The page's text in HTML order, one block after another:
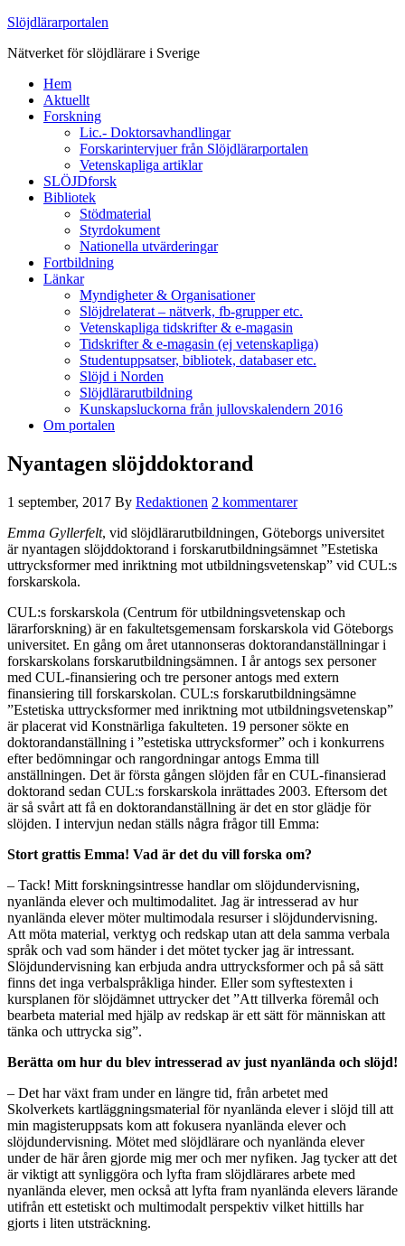
Slöjdlärarportalen
Nätverket för slöjdlärare i Sverige
Hem
Aktuellt
Forskning
Lic.- Doktorsavhandlingar
Forskarintervjuer från Slöjdlärarportalen
Vetenskapliga artiklar
SLÖJDforsk
Bibliotek
Stödmaterial
Styrdokument
Nationella utvärderingar
Fortbildning
Länkar
Myndigheter & Organisationer
Slöjdrelaterat – nätverk, fb-grupper etc.
Vetenskapliga tidskrifter & e-magasin
Tidskrifter & e-magasin (ej vetenskapliga)
Studentuppsatser, bibliotek, databaser etc.
Slöjd i Norden
Slöjdlärarutbildning
Kunskapsluckorna från jullovskalendern 2016
Om portalen
Nyantagen slöjddoktorand
1 september, 2017 By Redaktionen 2 kommentarer
Emma Gyllerfelt, vid slöjdlärarutbildningen, Göteborgs universitet
är nyantagen slöjddoktorand i forskarutbildningsämnet ”Estetiska
uttrycksformer med inriktning mot utbildningsvetenskap” vid CUL:s
forskarskola.
CUL:s forskarskola (Centrum för utbildningsvetenskap och
lärarforskning) är en fakultetsgemensam forskarskola vid Göteborgs
universitet. En gång om året utannonseras doktorandanställningar i
forskarskolans forskarutbildningsämnen. I år antogs sex personer
med CUL-finansiering och tre personer antogs med extern
finansiering till forskarskolan. CUL:s forskarutbildningsämne
”Estetiska uttrycksformer med inriktning mot utbildningsvetenskap”
är placerat vid Konstnärliga fakulteten. 19 personer sökte en
doktorandanställning i ”estetiska uttrycksformer” och i konkurrens
efter bedömningar och rangordningar antogs Emma till
anställningen. Det är första gången slöjden får en CUL-finansierad
doktorand sedan CUL:s forskarskola inrättades 2003. Eftersom det
är så svårt att få en doktorandanställning är det en stor glädje för
slöjden. I intervjun nedan ställs några frågor till Emma:
Stort grattis Emma! Vad är det du vill forska om?
‒ Tack! Mitt forskningsintresse handlar om slöjdundervisning,
nyanlända elever och multimodalitet. Jag är intresserad av hur
nyanlända elever möter multimodala resurser i slöjdundervisning.
Att möta material, verktyg och redskap utan att dela samma verbala
språk och vad som händer i det mötet tycker jag är intressant.
Slöjdundervisning kan erbjuda andra uttrycksformer och på så sätt
finns det inga verbalspråkliga hinder. Eller som syftestexten i
kursplanen för slöjdämnet uttrycker det ”Att tillverka föremål och
bearbeta material med hjälp av redskap är ett sätt för människan att
tänka och uttrycka sig”.
Berätta om hur du blev intresserad av just nyanlända och slöjd!
‒ Det har växt fram under en längre tid, från arbetet med
Skolverkets kartläggningsmaterial för nyanlända elever i slöjd till att
min magisteruppsats kom att fokusera nyanlända elever och
slöjdundervisning. Mötet med slöjdlärare och nyanlända elever
under de här åren gjorde mig mer och mer nyfiken. Jag tycker att det
är viktigt att synliggöra och lyfta fram slöjdlärares arbete med
nyanlända elever, men också att lyfta fram nyanlända elevers lärande
utifrån ett estetiskt och multimodalt perspektiv vilket hittills har
gjorts i liten utsträckning.